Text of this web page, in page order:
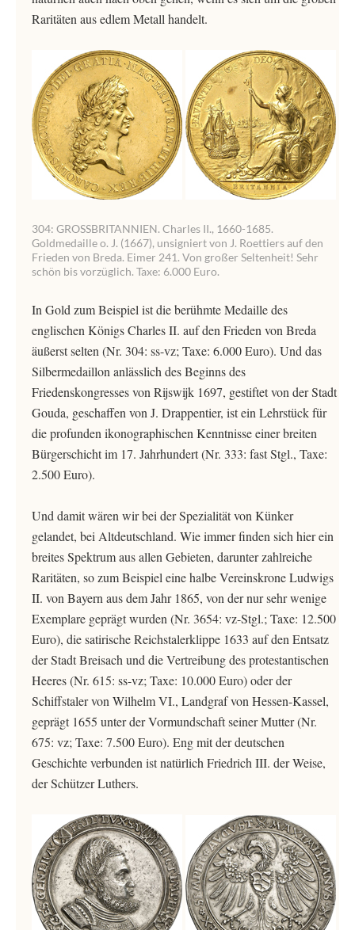
Raritäten aus edlem Metall handelt.
304: GROSSBRITANNIEN. Charles II., 1660-1685.
Goldmedaille o. J. (1667), unsigniert von J. Roettiers auf den
Frieden von Breda. Eimer 241. Von großer Seltenheit! Sehr
schön bis vorzüglich. Taxe: 6.000 Euro.
In Gold zum Beispiel ist die berühmte Medaille des
englischen Königs Charles II. auf den Frieden von Breda
äußerst selten (Nr. 304: ss-vz; Taxe: 6.000 Euro). Und das
Silbermedaillon anlässlich des Beginns des
Friedenskongresses von Rijswijk 1697, gestiftet von der Stadt
Gouda, geschaffen von J. Drappentier, ist ein Lehrstück für
die profunden ikonographischen Kenntnisse einer breiten
Bürgerschicht im 17. Jahrhundert (Nr. 333: fast Stgl., Taxe:
2.500 Euro).
Und damit wären wir bei der Spezialität von Künker
gelandet, bei Altdeutschland. Wie immer finden sich hier ein
breites Spektrum aus allen Gebieten, darunter zahlreiche
Raritäten, so zum Beispiel eine halbe Vereinskrone Ludwigs
II. von Bayern aus dem Jahr 1865, von der nur sehr wenige
Exemplare geprägt wurden (Nr. 3654: vz-Stgl.; Taxe: 12.500
Euro), die satirische Reichstalerklippe 1633 auf den Entsatz
der Stadt Breisach und die Vertreibung des protestantischen
Heeres (Nr. 615: ss-vz; Taxe: 10.000 Euro) oder der
Schiffstaler von Wilhelm VI., Landgraf von Hessen-Kassel,
geprägt 1655 unter der Vormundschaft seiner Mutter (Nr.
675: vz; Taxe: 7.500 Euro). Eng mit der deutschen
Geschichte verbunden ist natürlich Friedrich III. der Weise,
der Schützer Luthers.